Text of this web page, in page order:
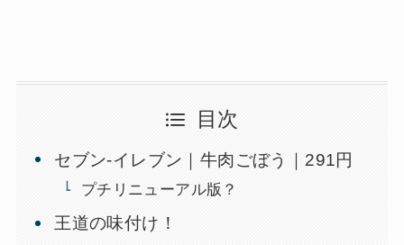
目次
セブン-イレブン｜牛肉ごぼう｜291円
プチリニューアル版？
王道の味付け！